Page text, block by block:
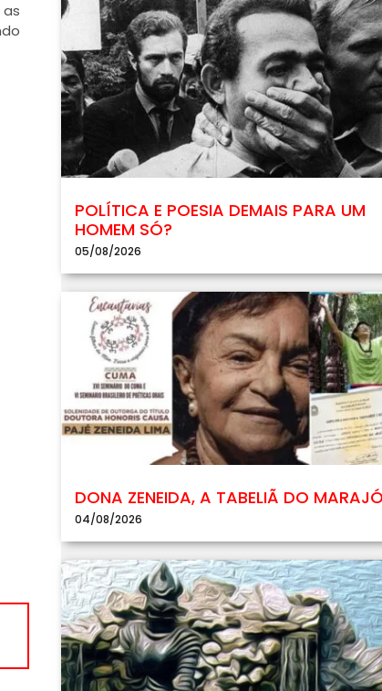
POLÍTICA E POESIA DEMAIS PARA UM
HOMEM SÓ?
05/08/2026
DONA ZENEIDA, A TABELIÃ DO
04/08/2026